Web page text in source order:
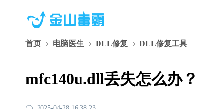
首页 电脑医生 DLL修复 DLL修复工具
mfc140u.dll丢失怎么办